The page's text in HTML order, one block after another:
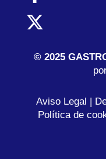
© 2025
Aviso Legal |
Política de